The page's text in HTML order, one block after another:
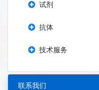
试剂
抗体
技术服务
联系我们